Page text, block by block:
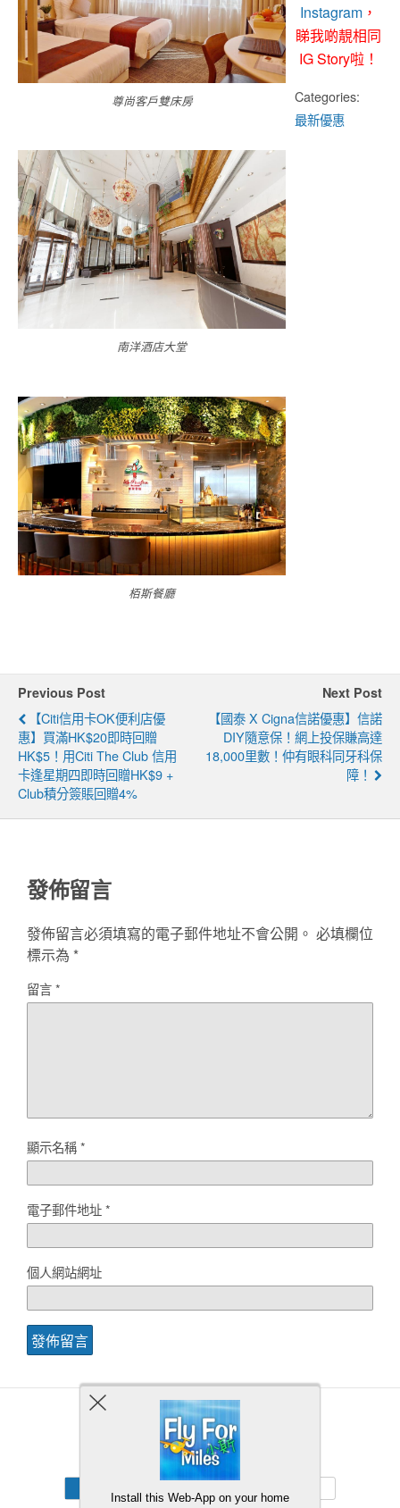
尊尚客戶雙床房
南洋酒店大堂
栢斯餐廳
Instagram ，
睇我啲靚相同
IG Story啦！
Categories:
最新優惠
Previous Post
【Citi信用卡OK便利店優
惠】買滿HK$20即時回贈
HK$5！用Citi The Club 信用
卡逢星期四即時回贈HK$9 +
Club積分簽賬回贈4%
Next Post
【國泰 X Cigna信諾優惠】信諾
DIY隨意保！網上投保賺高達
18,000里數！仲有眼科同牙科保
障！
發佈留言
發佈留言必須填寫的電子郵件地址不會公開。 必填欄位
標示為 *
留言*
顯示名稱*
電子郵件地址*
個人網站網址
Back to top
Install this Web-App on your home